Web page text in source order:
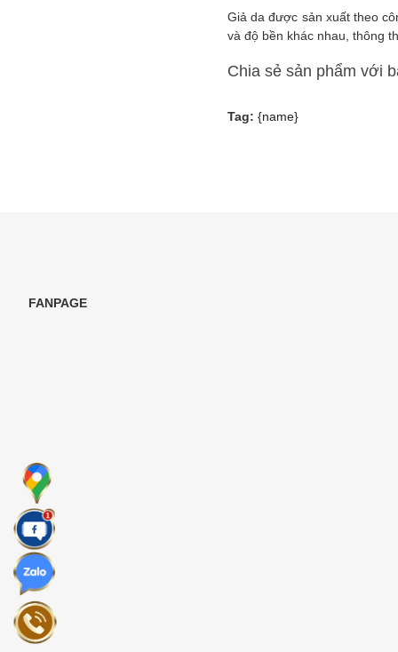
Giả da được sản xuất theo
và độ bền khác nhau, thông
Chia sẻ sản phẩm với
Tag: {name}
FANPAGE